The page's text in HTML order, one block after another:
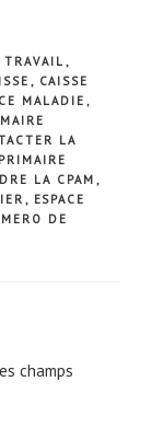
,
, CAISSE
MALADIE ,
LA
LA CPAM ,
, ESPACE
DE
champs